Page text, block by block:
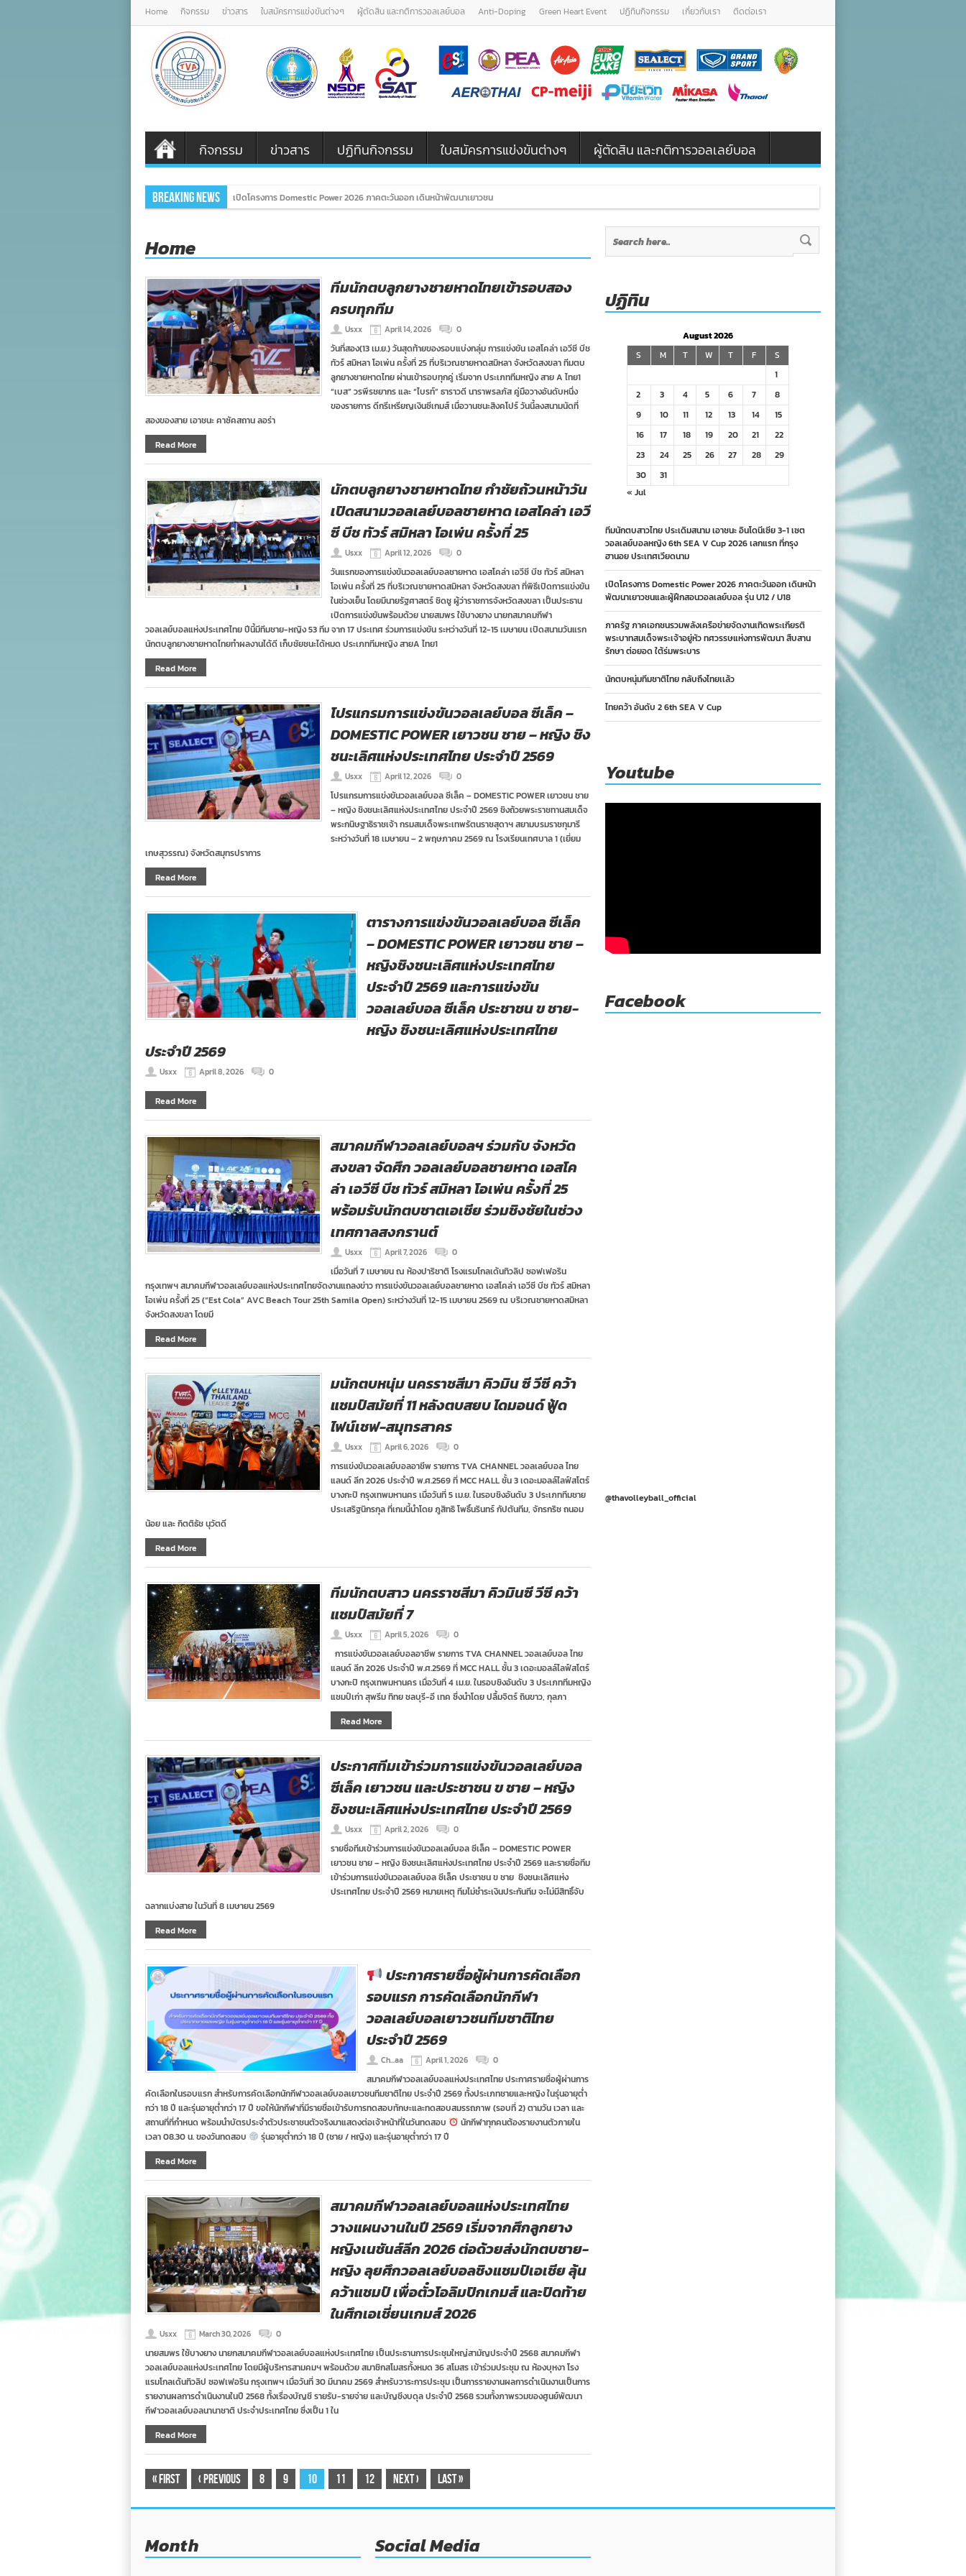
Home กิจกรรม ข่าวสาร ใบสมัครการแข่งขันต่างๆ ผู้ตัดสิน และกติการวอลเลย์บอล Anti-Doping Green Heart Event ปฏิทินกิจกรรม เกี่ยวกับเรา ติดต่อเรา
กิจกรรม ข่าวสาร ปฏิทินกิจกรรม ใบสมัครการแข่งขันต่างๆ ผู้ตัดสิน และกติการวอลเลย์บอล
Breaking News เปิดโครงการ Domestic Power 2026 ภาคตะวันออก เดินหน้าพัฒนาเยาวชนและผู้ฝึกสอนวอลเลย์บอล รุ่น U12 / U18
Home
ทีมนักตบลูกยางชายหาดไทยเข้ารอบสอง
ครบทุกทีม
Usxx April 14, 2026 0
วันที่สอง(13 เม.ย.) วันสุดท้ายของรอบแบ่งกลุ่ม การแข่งขัน เอสโคล่า เอวีซี บีช
ทัวร์ สมิหลา โอเพ่น ครั้งที่ 25 ที่บริเวณชายหาดสมิหลา จังหวัดสงขลา ทีมตบ
ลูกยางชายหาดไทย ผ่านเข้ารอบทุกคู่ เริ่มจาก ประเภททีมหญิง สาย A ไทย1
“เบส” วรพีรชยากร และ “ไบรท์” ธาราวดี นาราพรลภัส คู่มือวางอันดับหนึ่ง
ของรายการ ดีกรีเหรียญเงินซีเกมส์ เมื่อวานชนะสิงคโปร์ วันนี้ลงสนามนัดที่
สองของสาย เอาชนะ คาซัคสถาน ลอร่า
Read More
นักตบลูกยางชายหาดไทย กำชัยถ้วนหน้าวัน
เปิดสนามวอลเลย์บอลชายหาด เอสโคล่า เอวี
ซี บีช ทัวร์ สมิหลา โอเพ่น ครั้งที่ 25
Usxx April 12, 2026 0
วันแรกของการแข่งขันวอลเลย์บอลชายหาด เอสโคล่า เอวีซี บีช ทัวร์ สมิหลา
โอเพ่น ครั้งที่ 25 ที่บริเวณชายหาดสมิหลา จังหวัดสงขลา ที่พิธีเปิดการแข่งขัน
ในช่วงเย็น โดยมีนายรัฐศาสตร์ ชิดชู ผู้ว่าราชการจังหวัดสงขลา เป็นประธาน
เปิดการแข่งขันพร้อมด้วย นายสมพร ใช้บางยาง นายกสมาคมกีฬา
วอลเลย์บอลแห่งประเทศไทย ปีนี้มีทีมชาย-หญิง 53 ทีม จาก 17 ประเทศ ร่วมการแข่งขัน ระหว่างวันที่ 12-15 เมษายน เปิดสนามวันแรก
นักตบลูกยางชายหาดไทยทำผลงานได้ดี เก็บชัยชนะได้หมด ประเภททีมหญิง สายA ไทย1
Read More
โปรแกรมการแข่งขันวอลเลย์บอล ซีเล็ค –
DOMESTIC POWER เยาวชน ชาย – หญิง ชิง
ชนะเลิศแห่งประเทศไทย ประจำปี 2569
Usxx April 12, 2026 0
โปรแกรมการแข่งขันวอลเลย์บอล ซีเล็ค – DOMESTIC POWER เยาวชน ชาย
– หญิง ชิงชนะเลิศแห่งประเทศไทย ประจำปี 2569 ชิงถ้วยพระราชทานสมเด็จ
พระกนิษฐาธิราชเจ้า กรมสมเด็จพระเทพรัตนราชสุดาฯ สยามบรมราชกุมารี
ระหว่างวันที่ 18 เมษายน – 2 พฤษภาคม 2569 ณ โรงเรียนเทศบาล 1 (เยี่ยม
เกษสุวรรณ) จังหวัดสมุทรปราการ
Read More
ตารางการแข่งขันวอลเลย์บอล ซีเล็ค
– DOMESTIC POWER เยาวชน ชาย –
หญิงชิงชนะเลิศแห่งประเทศไทย
ประจำปี 2569 และการแข่งขัน
วอลเลย์บอล ซีเล็ค ประชาชน ข ชาย-
หญิง ชิงชนะเลิศแห่งประเทศไทย
ประจำปี 2569
Usxx April 8, 2026 0
Read More
สมาคมกีฬาวอลเลย์บอลฯ ร่วมกับ จังหวัด
สงขลา จัดศึก วอลเลย์บอลชายหาด เอสโค
ล่า เอวีซี บีช ทัวร์ สมิหลา โอเพ่น ครั้งที่ 25
พร้อมรับนักตบชาตเอเชีย ร่วมชิงชัยในช่วง
เทศกาลสงกรานต์
Usxx April 7, 2026 0
เมื่อวันที่ 7 เมษายน ณ ห้องปาริชาติ โรงแรมโกลเด้นทิวลิป ซอฟเฟอริน
กรุงเทพฯ สมาคมกีฬาวอลเลย์บอลแห่งประเทศไทยจัดงานแถลงข่าว การแข่งขันวอลเลย์บอลชายหาด เอสโคล่า เอวีซี บีช ทัวร์ สมิหลา
โอเพ่น ครั้งที่ 25 (“Est Cola” AVC Beach Tour 25th Samila Open) ระหว่างวันที่ 12-15 เมษายน 2569 ณ บริเวณชายหาดสมิหลา
จังหวัดสงขลา โดยมี
Read More
มนักตบหนุ่ม นครราชสีมา คิวมิน ซี วีซี คว้า
แชมป์สมัยที่ 11 หลังตบสยบ ไดมอนด์ ฟู้ด
ไฟน์เชฟ-สมุทรสาคร
Usxx April 6, 2026 0
การแข่งขันวอลเลย์บอลอาชีพ รายการ TVA CHANNEL วอลเลย์บอล ไทย
แลนด์ ลีก 2026 ประจำปี พ.ศ.2569 ที่ MCC HALL ชั้น 3 เดอะมอลล์ไลฟ์สโตร์
บางกะปิ กรุงเทพมหานคร เมื่อวันที่ 5 เม.ย. ในรอบชิงอันดับ 3 ประเภททีมชาย
ประเสริฐนิกรกุล ที่เกมนี้นำโดย ภูสิทธิ โพธิ์นรินทร์ กัปตันทีม, จักรกริช ถนอม
น้อย และ กิตติธัช นุวัตดี
Read More
ทีมนักตบสาว นครราชสีมา คิวมินซี วีซี คว้า
แชมป์สมัยที่ 7
Usxx April 5, 2026 0
การแข่งขันวอลเลย์บอลอาชีพ รายการ TVA CHANNEL วอลเลย์บอล ไทย
แลนด์ ลีก 2026 ประจำปี พ.ศ.2569 ที่ MCC HALL ชั้น 3 เดอะมอลล์ไลฟ์สโตร์
บางกะปิ กรุงเทพมหานคร เมื่อวันที่ 4 เม.ย. ในรอบชิงอันดับ 3 ประเภททีมหญิง
แชมป์เก่า สุพรีม ทิทย ชลบุรี-อี เทค ซึ่งนำโดย ปลื้มจิตร์ ถินขาว, กุลภา
Read More
ประกาศทีมเข้าร่วมการแข่งขันวอลเลย์บอล
ซีเล็ค เยาวชน และประชาชน ข ชาย – หญิง
ชิงชนะเลิศแห่งประเทศไทย ประจำปี 2569
Usxx April 2, 2026 0
รายชื่อทีมเข้าร่วมการแข่งขันวอลเลย์บอล ซีเล็ค – DOMESTIC POWER
เยาวชน ชาย – หญิง ชิงชนะเลิศแห่งประเทศไทย ประจำปี 2569 และรายชื่อทีม
เข้าร่วมการแข่งขันวอลเลย์บอล ซีเล็ค ประชาชน ข ชาย ชิงชนะเลิศแห่ง
ประเทศไทย ประจำปี 2569 หมายเหตุ ทีมไม่ชำระเงินประกันทีม จะไม่มีสิทธิ์จับ
ฉลากแบ่งสาย ในวันที่ 8 เมษายน 2569
Read More
ประกาศรายชื่อผู้ผ่านการคัดเลือก
รอบแรก การคัดเลือกนักกีฬา
วอลเลย์บอลเยาวชนทีมชาติไทย
ประจำปี 2569
Ch...aa April 1, 2026 0
สมาคมกีฬาวอลเลย์บอลแห่งประเทศไทย ประกาศรายชื่อผู้ผ่านการ
คัดเลือกในรอบแรก สำหรับการคัดเลือกนักกีฬาวอลเลย์บอลเยาวชนทีมชาติไทย ประจำปี 2569 ทั้งประเภทชายและหญิง ในรุ่นอายุต่ำ
กว่า 18 ปี และรุ่นอายุต่ำกว่า 17 ปี ขอให้นักกีฬาที่มีรายชื่อเข้ารับการทดสอบทักษะและทดสอบสมรรถภาพ (รอบที่ 2) ตามวัน เวลา และ
สถานที่ที่กำหนด พร้อมนำบัตรประจำตัวประชาชนตัวจริงมาแสดงต่อเจ้าหน้าที่ในวันทดสอบ
นักกีฬาทุกคนต้องรายงานตัวภายใน
เวลา 08.30 น. ของวันทดสอบ
รุ่นอายุต่ำกว่า 18 ปี (ชาย / หญิง) และรุ่นอายุต่ำกว่า 17 ปี
Read More
สมาคมกีฬาวอลเลย์บอลแห่งประเทศไทย
วางแผนงานในปี 2569 เริ่มจากศึกลูกยาง
หญิงเนชันส์ลีก 2026 ต่อด้วยส่งนักตบชาย-
หญิง ลุยศึกวอลเลย์บอลชิงแชมป์เอเชีย ลุ้น
คว้าแชมป์ เพื่อตั๋วโอลิมปิกเกมส์ และปิดท้าย
ในศึกเอเชี่ยนเกมส์ 2026
Usxx March 30, 2026 0
นายสมพร ใช้บางยาง นายกสมาคมกีฬาวอลเลย์บอลแห่งประเทศไทย เป็นประธานการประชุมใหญ่สามัญประจำปี 2568 สมาคมกีฬา
วอลเลย์บอลแห่งประเทศไทย โดยมีผู้บริหารสามคมฯ พร้อมด้วย สมาชิกสโมสรทั้งหมด 36 สโมสร เข้าร่วมประชุม ณ ห้องบุหงา โรง
แรมโกลเด้นทิวลิป ซอฟเฟอริน กรุงเทพฯ เมื่อวันที่ 30 มีนาคม 2569 สำหรับวาระการประชุม เป็นการรายงานผลการดำเนินงานเป็นการ
รายงานผลการดำเนินงานในปี 2568 ทั้งเรื่องบัญชี รายรับ-รายจ่าย และบัญชีงบดุล ประจำปี 2568 รวมทั้งภาพรวมของศูนย์พัฒนา
กีฬาวอลเลย์บอลนานาชาติ ประจำประเทศไทย ซึ่งเป็น 1 ใน
Read More
« First ‹ Previous 8 9 10 11 12 Next› Last»
ปฏิทิน
August 2026
S
M T W T F
S
1
2
3 4 5 6 7
8
9
10 11 12 13 14
15
16
17 18 19 20 21
22
23
24 25 26 27 28
29
30
31
« Jul
ทีมนักตบสาวไทย ประเดิมสนาม เอาชนะ อินโดนีเซีย 3-1 เซต
วอลเลย์บอลหญิง 6th SEA V Cup 2026 เลกแรก ที่กรุง
ฮานอย ประเทศเวียดนาม
เปิดโครงการ Domestic Power 2026 ภาคตะวันออก เดินหน้า
พัฒนาเยาวชนและผู้ฝึกสอนวอลเลย์บอล รุ่น U12 / U18
ภาครัฐ ภาคเอกชนรวมพลังเครือข่ายจัดงานเทิดพระเกียรติ
พระบาทสมเด็จพระเจ้าอยู่หัว ทศวรรษแห่งการพัฒนา สืบสาน
รักษา ต่อยอด ใต้ร่มพระบาร
นักตบหนุ่มทีมชาติไทย กลับถึงไทยเเล้ว
ไทยคว้า อันดับ 2 6th SEA V Cup
Youtube
Facebook
@thavolleyball_official
Month Social Media